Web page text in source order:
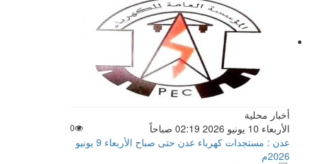
أخبار محلية
الأربعاء 10 يونيو 2026 02:19 صباحاً
0
عدن : مستجدات كهرباء عدن حتى صباح الأربعاء 9 يونيو
2026م